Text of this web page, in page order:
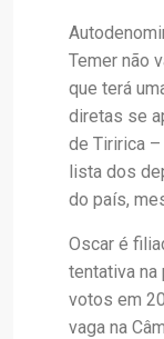
Temer não
que terá
diretas se
de Tiririca –
lista dos
do país,
Oscar é
tentativa na
votos em
vaga na